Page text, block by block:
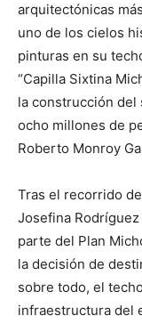
arquitectónicas
uno de los cielos
pinturas en su
“Capilla Sixtina
la construcción del
ocho millones de
Roberto Monroy
Tras el recorrido
Josefina
parte del Plan
la decisión de
sobre todo, el
infraestructura del